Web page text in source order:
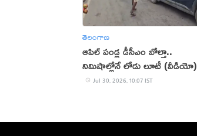
తెలంగాణ
ఆపిల్‌ పండ్ల డీసీఎం బోల్తా..
నిమిషాల్లోనే లోడు లూటీ (వీడియో)
Jul 30, 2026, 10:07 IST